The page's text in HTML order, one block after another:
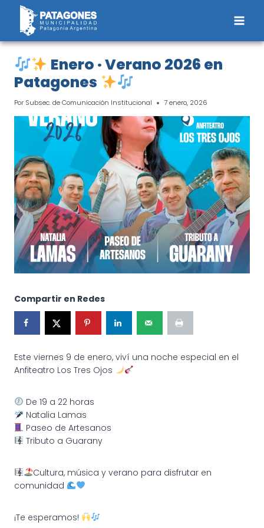
Saltar
contenido
Enero · Verano 2026 en
Patagones
Por Subsec. de Comunicación Institucional 7 enero, 2026
Compartir en Redes
Este viernes 9 de enero, viví una noche especial en el
Anfiteatro Los Tres Ojos
De 19 a 22 horas
Natalia Lamas
Paseo de Artesanos
Tributo a Guarany
Cultura, música y verano para disfrutar en
comunidad
¡Te esperamos!